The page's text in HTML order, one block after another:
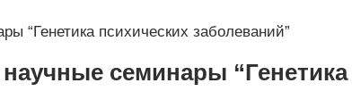
“Генетика психических заболеваний”
семинары “Генетика